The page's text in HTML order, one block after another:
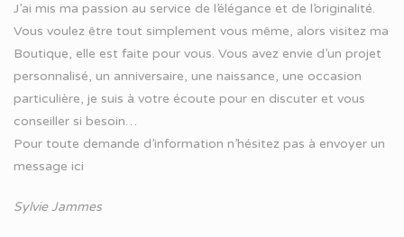
J’ai mis ma passion au service de l’élégance et de l’originalité.
Vous voulez être tout simplement vous même, alors visitez ma
Boutique, elle est faite pour vous. Vous avez envie d’un projet
personnalisé, un anniversaire, une naissance, une occasion
particulière, je suis à votre écoute pour en discuter et vous
conseiller si besoin…
Pour toute demande d’information n’hésitez pas à envoyer un
message ici
Sylvie Jammes